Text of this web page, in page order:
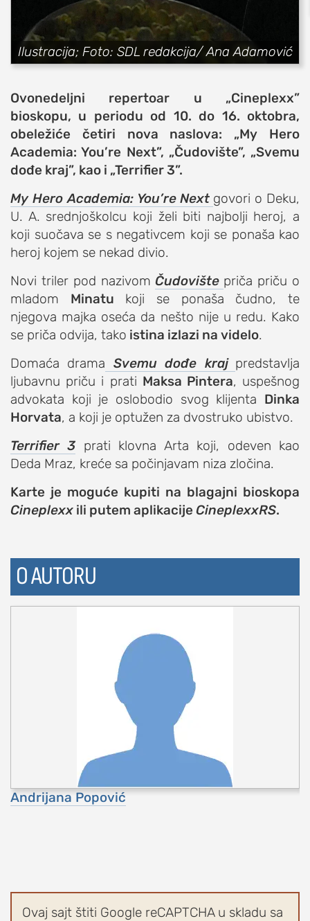
sport
fudbal
košarka
rukomet
e-sport
ostali sportovi
zabava
muzika
putovanja
moda i stil
studenti
organizacije
konkursi
fakulteti
studentski život
zdravlje
it
kolumna
sdl podkast
STUDENTSKI DNEVNI LIST
o nama
impresum
Ilustracija; Foto: SDL redakcija/ Ana Adamović
Ovonedeljni repertoar u „Cineplexx”
bioskopu, u periodu od 10. do 16. oktobra,
obeležiće četiri nova naslova: „My Hero
Academia: You’re Next”, „Čudovište”, „Svemu
dođe kraj”, kao i „Terrifier 3”.
My Hero Academia: You’re Next govori o Deku,
U. A. srednjoškolcu koji želi biti najbolji heroj, a
koji suočava se s negativcem koji se ponaša kao
heroj kojem se nekad divio.
Novi triler pod nazivomČudovište priča priču o
mladom Minatu koji se ponaša čudno, te
njegova majka oseća da nešto nije u redu. Kako
se priča odvija, tako istina izlazi na videlo.
Domaća drama Svemu dođe kraj predstavlja
ljubavnu priču i prati Maksa Pintera, uspešnog
advokata koji je oslobodio svog klijenta Dinka
Horvata, a koji je optužen za dvostruko ubistvo.
Terrifier 3 prati klovna Arta koji, odeven kao
Deda Mraz, kreće sa počinjavam niza zločina.
Karte je moguće kupiti na blagajni bioskopa
Cineplexx ili putem aplikacije CineplexxRS.
O AUTORU
Andrijana Popović
Ovaj sajt štiti Google reCAPTCHA u skladu sa